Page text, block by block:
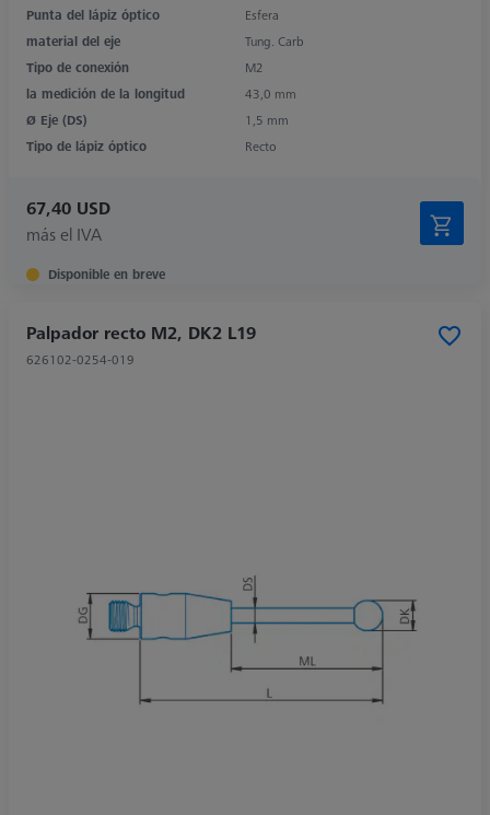
Punta del lápiz óptico
Esfera
material del eje
Tung. Carb
Tipo de conexión
M2
la medición de la longitud
43,0 mm
Ø Eje (DS)
1,5 mm
Tipo de lápiz óptico
Recto
67,40 USD
más el IVA
Disponible en breve
Palpador recto M2, DK2 L19
626102-0254-019